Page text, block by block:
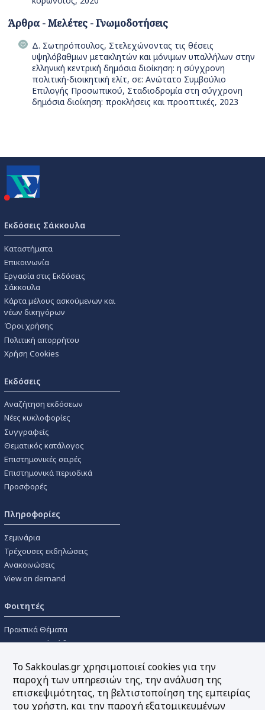
Άρθρα - Μελέτες - Γνωμοδοτήσεις
Δ. Σωτηρόπουλος, Στελεχώνοντας τις θέσεις
υψηλόβαθμων μετακλητών και μόνιμων υπαλλήλων στην
ελληνική κεντρική δημόσια διοίκηση: η σύγχρονη
πολιτική-διοικητική ελίτ, σε: Ανώτατο Συμβούλιο
Επιλογής Προσωπικού, Σταδιοδρομία στη σύγχρονη
δημόσια διοίκηση: προκλήσεις και προοπτικές, 2023
Εκδόσεις Σάκκουλα
Καταστήματα
Επικοινωνία
Εργασία στις Εκδόσεις
Σάκκουλα
Κάρτα μέλους ασκούμενων και
νέων δικηγόρων
Όροι χρήσης
Πολιτική απορρήτου
Χρήση Cookies
Εκδόσεις
Αναζήτηση εκδόσεων
Νέες κυκλοφορίες
Συγγραφείς
Θεματικός κατάλογος
Επιστημονικές σειρές
Επιστημονικά περιοδικά
Προσφορές
Πληροφορίες
Σεμινάρια
Τρέχουσες εκδηλώσεις
Ανακοινώσεις
View on demand
Φοιτητές
Πρακτικά Θέματα
Οικονομικοί Κώδικες
Συγγραμμάτων
Εργαλεία
Το Sakkoulas.gr χρησιμοποιεί cookies για την
παροχή των υπηρεσιών της, την ανάλυση της
επισκεψιμότητας, τη βελτιστοποίηση της εμπειρίας
του χρήστη, και την παροχή εξατομικευμένων